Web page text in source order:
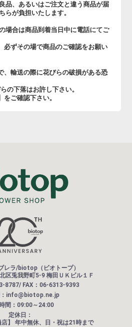
品、あるいはご注文と違う商品が届
らが負担いたします。
場合は商品到着当日中に電話にてご
ずその場で商品のご確認をお願い
、輸送の際に花びらの破損がある恐
の下落はお許し下さい。
ご確認下さい。
レラ/biotop（ビオトープ）
区兎我野町5-9 梅田ＵＫビル１Ｆ
8787/ FAX：06-6313-9393
：info@biotop.ne.jp
間：09:00～24:00
定休日：
】 年中無休、日・祝は21時まで